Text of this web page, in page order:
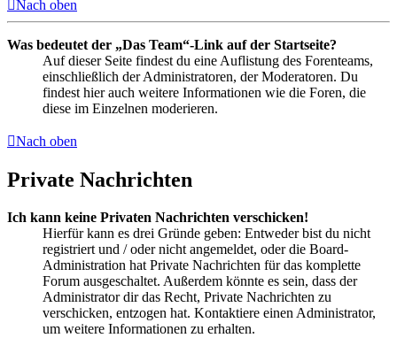
Nach oben
Was bedeutet der „Das Team“-Link auf der Startseite?
Auf dieser Seite findest du eine Auflistung des Forenteams,
einschließlich der Administratoren, der Moderatoren. Du
findest hier auch weitere Informationen wie die Foren, die
diese im Einzelnen moderieren.
Nach oben
Private Nachrichten
Ich kann keine Privaten Nachrichten verschicken!
Hierfür kann es drei Gründe geben: Entweder bist du nicht
registriert und / oder nicht angemeldet, oder die Board-
Administration hat Private Nachrichten für das komplette
Forum ausgeschaltet. Außerdem könnte es sein, dass der
Administrator dir das Recht, Private Nachrichten zu
verschicken, entzogen hat. Kontaktiere einen Administrator,
um weitere Informationen zu erhalten.